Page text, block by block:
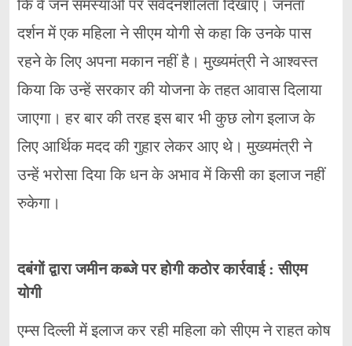
दर्शन में एक महिला ने सीएम योगी से कहा कि उनके पास
रहने के लिए अपना मकान नहीं है। मुख्यमंत्री ने आश्वस्त
किया कि उन्हें सरकार की योजना के तहत आवास दिलाया
जाएगा। हर बार की तरह इस बार भी कुछ लोग इलाज के
लिए आर्थिक मदद की गुहार लेकर आए थे। मुख्यमंत्री ने
उन्हें भरोसा दिया कि धन के अभाव में किसी का इलाज नहीं
रुकेगा।
दबंगों द्वारा जमीन कब्जे पर होगी कठोर कार्रवाई : सीएम
योगी
एम्स दिल्ली में इलाज कर रही महिला को सीएम ने राहत कोष